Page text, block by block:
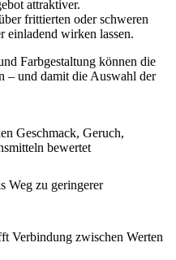
attraktiver.
frittierten oder schweren
einladend wirken lassen.
Farbgestaltung können die
– und damit die Auswahl der
Geschmack, Geruch,
bewertet
Weg zu geringerer
Verbindung zwischen Werten